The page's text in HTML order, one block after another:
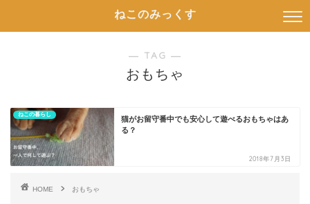
ねこのみっくす
― TAG ―
おもちゃ
ねこの暮らし
猫がお留守番中でも安心して遊べるおもちゃはあ
る？
2018年7月3日
HOME おもちゃ